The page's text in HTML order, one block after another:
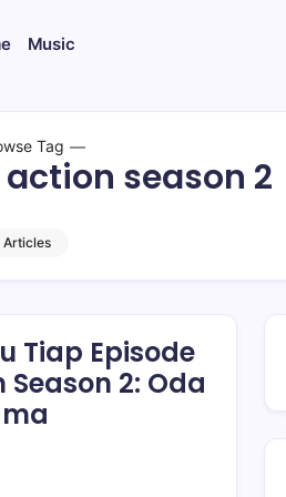
Music
Tag
season 2
Articles
Tiap Episode
Season 2: Oda